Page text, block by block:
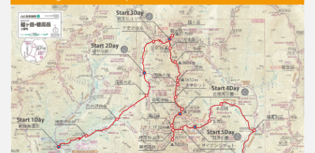
0.1.0.2
登山デー
タ
0.2
槍・
穂高
連峰
縦走
（1日
目）
新穂